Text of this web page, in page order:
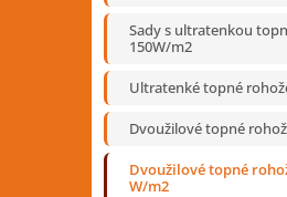
Sady s ultratenkou
150W/m2
Ultratenké topné
Dvoužilové topné
Dvoužilové topné
W/m2